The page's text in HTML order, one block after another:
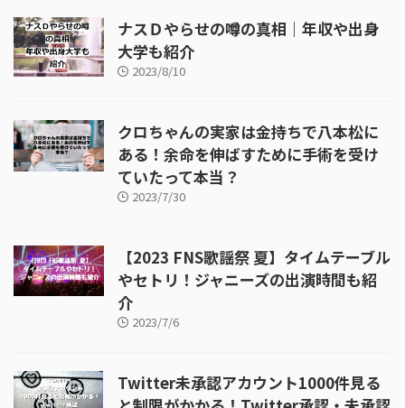
ナスＤやらせの噂の真相｜年収や出身
大学も紹介
2023/8/10
クロちゃんの実家は金持ちで八本松に
ある！余命を伸ばすために手術を受け
ていたって本当？
2023/7/30
【2023 FNS歌謡祭 夏】タイムテーブル
やセトリ！ジャニーズの出演時間も紹
介
2023/7/6
Twitter未承認アカウント1000件見る